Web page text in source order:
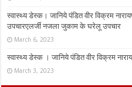
स्वास्थ्य डेस्क। जानिये पंडित वीर विक्रम
उपचारएलर्जी नजला जुकाम के घरेलू उपचार
March 6, 2023
स्वास्थ्य डेस्क । जानिये पंडित वीर विक्रम
March 3, 2023